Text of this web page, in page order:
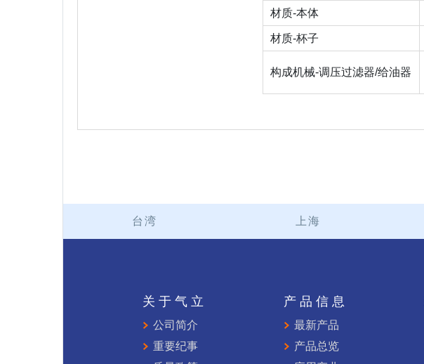
材质-本体
材质-杯子
构成机械-调压过滤器/给油器
台湾 上海
关于气立
公司简介
重要纪事
产品信息
最新产品
产品总览